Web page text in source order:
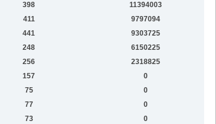
398
11394003
411
9797094
441
9303725
248
6150225
256
2318825
157
0
75
0
77
0
73
0